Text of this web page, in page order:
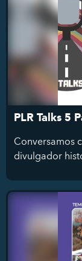
PLR Talks 5
Conversamos
divulgador